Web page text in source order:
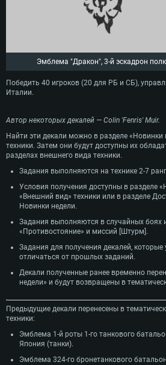
Эмблема "Дракон", 3-й эскадрон
Победить 40 игроков (20 для РБ и СБ),
Италии.
Автор некоторых декалей — Colin 'Fenris' Muir.
Найти эти декали можно в разделе «Новинки
техники. Затем они будут доступны их
разделах внешнего вида техники.
Задания выполняются на технике 2-7
Условия получения доступны в разделе
«Внешний вид» техники или в разделе
Новинки недели.
Задания выполняются в случайных боях
«Противостояние» и миссий [Штурм].
Задания для получения декалей,
отличаться от прошлых заданий.
Декали полученные ранее временно
недели» и будут возвращены в
Предыдущие декали перенесены в
техники:
Эмблема 1-й роты 1-го танкового
Япония (танки).
Эмблема 324-го бронетанкового